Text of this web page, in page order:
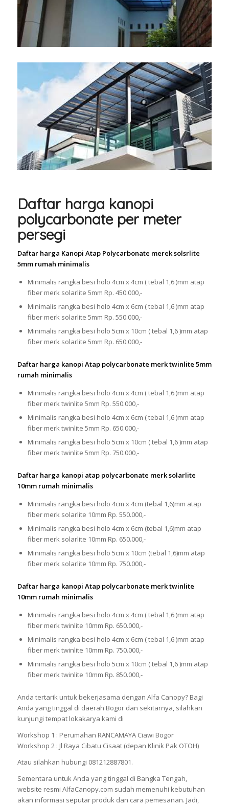
Daftar harga kanopi
polycarbonate per meter
persegi
Daftar harga Kanopi Atap Polycarbonate merek solsrlite
5mm rumah minimalis
Minimalis rangka besi holo 4cm x 4cm ( tebal 1,6 )mm atap
fiber merk solarlite 5mm Rp. 450.000,-
Minimalis rangka besi holo 4cm x 6cm ( tebal 1,6 )mm atap
fiber merk solarlite 5mm Rp. 550.000,-
Minimalis rangka besi holo 5cm x 10cm ( tebal 1,6 )mm atap
fiber merk solarlite 5mm Rp. 650.000,-
Daftar harga kanopi Atap polycarbonate merk twinlite 5mm
rumah minimalis
Minimalis rangka besi holo 4cm x 4cm ( tebal 1,6 )mm atap
fiber merk twinlite 5mm Rp. 550.000,-
Minimalis rangka besi holo 4cm x 6cm ( tebal 1,6 )mm atap
fiber merk twinlite 5mm Rp. 650.000,-
Minimalis rangka besi holo 5cm x 10cm ( tebal 1,6 )mm atap
fiber merk twinlite 5mm Rp. 750.000,-
Daftar harga kanopi atap polycarbonate merk solarlite
10mm rumah minimalis
Minimalis rangka besi holo 4cm x 4cm (tebal 1,6)mm atap
fiber merk solarlite 10mm Rp. 550.000,-
Minimalis rangka besi holo 4cm x 6cm (tebal 1,6)mm atap
fiber merk solarlite 10mm Rp. 650.000,-
Minimalis rangka besi holo 5cm x 10cm (tebal 1,6)mm atap
fiber merk solarlite 10mm Rp. 750.000,-
Daftar harga kanopi Atap polycarbonate merk twinlite
10mm rumah minimalis
Minimalis rangka besi holo 4cm x 4cm ( tebal 1,6 )mm atap
fiber merk twinlite 10mm Rp. 650.000,-
Minimalis rangka besi holo 4cm x 6cm ( tebal 1,6 )mm atap
fiber merk twinlite 10mm Rp. 750.000,-
Minimalis rangka besi holo 5cm x 10cm ( tebal 1,6 )mm atap
fiber merk twinlite 10mm Rp. 850.000,-
Anda tertarik untuk bekerjasama dengan Alfa Canopy? Bagi
Anda yang tinggal di daerah Bogor dan sekitarnya, silahkan
kunjungi tempat lokakarya kami di
Workshop 1 : Perumahan RANCAMAYA Ciawi Bogor
Workshop 2 : Jl Raya Cibatu Cisaat (depan Klinik Pak OTOH)
Atau silahkan hubungi 081212887801.
Sementara untuk Anda yang tinggal di Bangka Tengah,
website resmi AlfaCanopy.com sudah memenuhi kebutuhan
akan informasi seputar produk dan cara pemesanan. Jadi,